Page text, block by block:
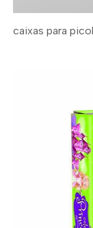
caixas para